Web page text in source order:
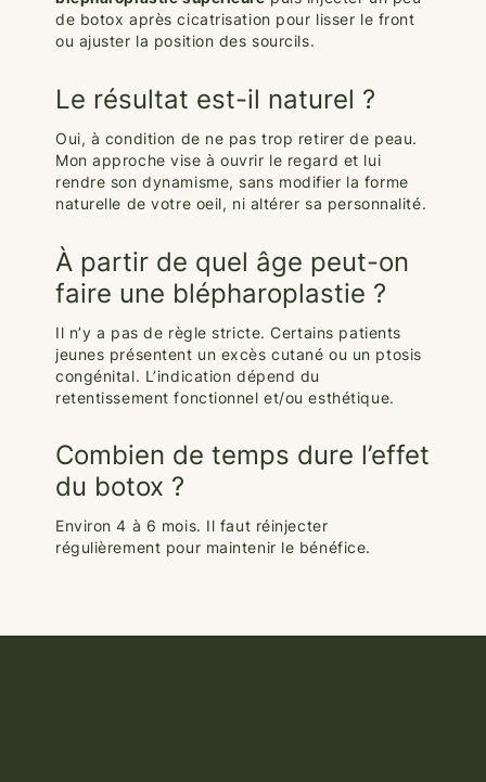
de botox après cicatrisation pour lisser le front
ou ajuster la position des sourcils.
Le résultat est-il naturel ?
Oui, à condition de ne pas trop retirer de peau.
Mon approche vise à ouvrir le regard et lui
rendre son dynamisme, sans modifier la forme
naturelle de votre oeil, ni altérer sa personnalité.
À partir de quel âge peut-on
faire une blépharoplastie ?
Il n’y a pas de règle stricte. Certains patients
jeunes présentent un excès cutané ou un ptosis
congénital. L’indication dépend du
retentissement fonctionnel et/ou esthétique.
Combien de temps dure l’effet
du botox ?
Environ 4 à 6 mois. Il faut réinjecter
régulièrement pour maintenir le bénéfice.